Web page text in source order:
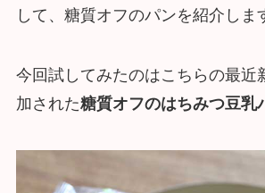
して、糖質オフのパンを紹介しま
今回試してみたのはこちらの最近
加された糖質オフのはちみつ豆乳